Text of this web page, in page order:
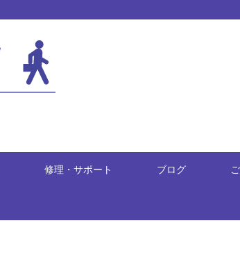
修理・サポート ブログ